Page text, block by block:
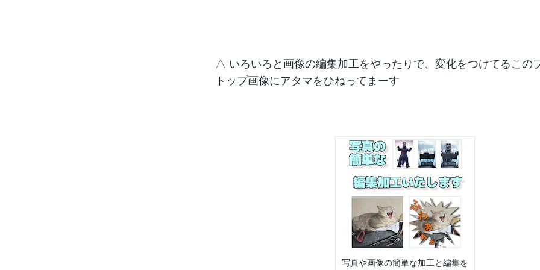
△ いろいろと画像の編集加工をやったりで、変化をつけてるこの
トップ画像にアタマをひねってまーす
写真や画像の簡単な加工と編集を